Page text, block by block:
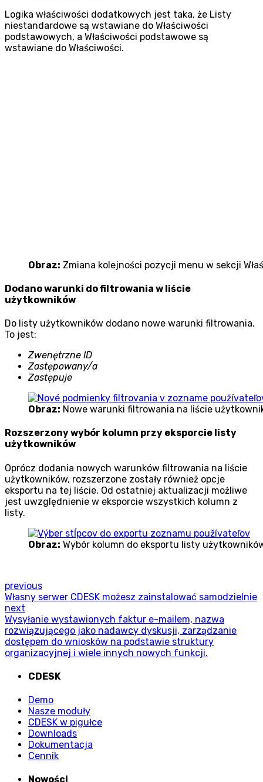
Logika właściwości dodatkowych jest taka, że Listy
niestandardowe są wstawiane do Właściwości
podstawowych, a Właściwości podstawowe są
wstawiane do Właściwości.
Obraz: Zmiana kolejności pozycji menu w sekcji
Dodano warunki do filtrowania w liście
użytkowników
Do listy użytkowników dodano nowe warunki filtrowania.
To jest:
Zwenętrzne ID
Zastępowany/a
Zastępuje
Obraz: Nowe warunki filtrowania na liście
Rozszerzony wybór kolumn przy eksporcie listy
użytkowników
Oprócz dodania nowych warunków filtrowania na liście
użytkowników, rozszerzone zostały również opcje
eksportu na tej liście. Od ostatniej aktualizacji możliwe
jest uwzględnienie w eksporcie wszystkich kolumn z
listy.
Obraz: Wybór kolumn do eksportu listy
previous
Własny serwer CDESK możesz zainstalować samodzielnie
next
Wysyłanie wystawionych faktur e-mailem, nazwa
rozwiązującego jako nadawcy dyskusji, zarządzanie
dostępem do wniosków na podstawie struktury
organizacyjnej i wiele innych nowych funkcji.
CDESK
Demo
Nasze moduły
CDESK w pigułce
Downloads
Dokumentacja
Cennik
Nowości